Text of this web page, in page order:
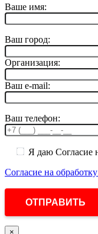
Ваше имя:
Ваш город:
Организация:
Ваш e-mail:
Ваш телефон:
Я даю Согласие
Согласие на
×